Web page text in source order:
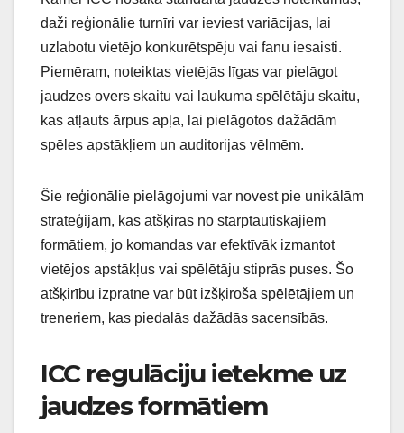
daži reģionālie turnīri var ieviest variācijas, lai
uzlabotu vietējo konkurētspēju vai fanu iesaisti.
Piemēram, noteiktas vietējās līgas var pielāgot
jaudzes overs skaitu vai laukuma spēlētāju skaitu,
kas atļauts ārpus apļa, lai pielāgotos dažādām
spēles apstākļiem un auditorijas vēlmēm.
Šie reģionālie pielāgojumi var novest pie unikālām
stratēģijām, kas atšķiras no starptautiskajiem
formātiem, jo komandas var efektīvāk izmantot
vietējos apstākļus vai spēlētāju stiprās puses. Šo
atšķirību izpratne var būt izšķiroša spēlētājiem un
treneriem, kas piedalās dažādās sacensībās.
ICC regulāciju ietekme uz
jaudzes formātiem